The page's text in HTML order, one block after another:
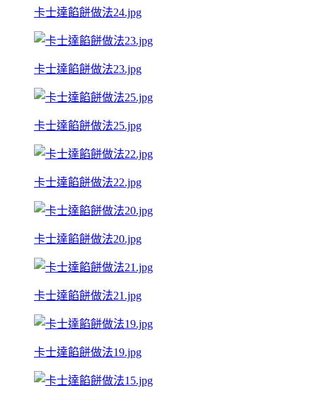
卡士達餡餅做法24.jpg
卡士達餡餅做法23.jpg
卡士達餡餅做法25.jpg
卡士達餡餅做法22.jpg
卡士達餡餅做法20.jpg
卡士達餡餅做法21.jpg
卡士達餡餅做法19.jpg